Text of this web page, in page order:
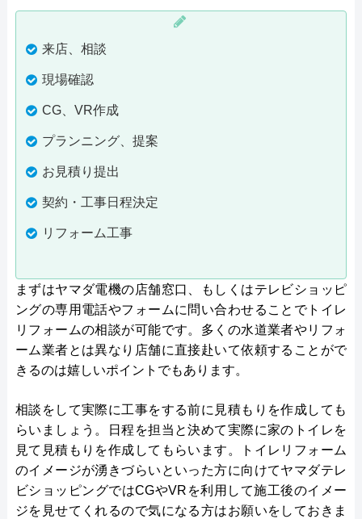
来店、相談
現場確認
CG、VR作成
プランニング、提案
お見積り提出
契約・工事日程決定
リフォーム工事
まずはヤマダ電機の店舗窓口、もしくはテレビショッピ
ングの専用電話やフォームに問い合わせることでトイレ
リフォームの相談が可能です。多くの水道業者やリフォ
ーム業者とは異なり店舗に直接赴いて依頼することがで
きるのは嬉しいポイントでもあります。
相談をして実際に工事をする前に見積もりを作成しても
らいましょう。日程を担当と決めて実際に家のトイレを
見て見積もりを作成してもらいます。トイレリフォーム
のイメージが湧きづらいといった方に向けてヤマダテレ
ビショッピングではCGやVRを利用して施工後のイメー
ジを見せてくれるので気になる方はお願いをしておきま